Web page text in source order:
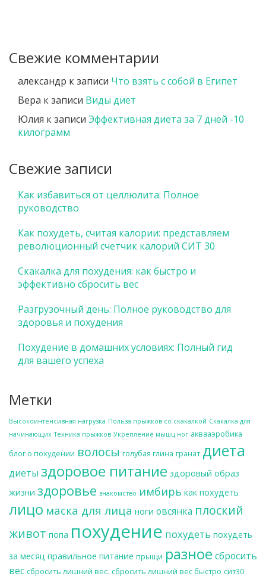
Свежие комментарии
александр к записи Что взять с собой в Египет
Вера к записи Виды диет
Юлия к записи Эффективная диета за 7 дней -10
килограмм
Свежие записи
Как избавиться от целлюлита: Полное
руководство
Как похудеть, считая калории: представляем
революционный счетчик калорий СИТ 30
Скакалка для похудения: как быстро и
эффективно сбросить вес
Разгрузочный день: Полное руководство для
здоровья и похудения
Похудение в домашних условиях: Полный гид
для вашего успеха
Метки
Высокоинтенсивная нагрузка Польза прыжков со скакалкой Скакалка для
начинающих Техника прыжков Укрепление мышц ног аквааэробика
блог о похудении волосы голубая глина гранат диета
диеты здоровое питание здоровый образ
жизни здоровье знакомство имбирь как похудеть
лицо маска для лица ноги овсянка плоский
живот попа похудение похудеть похудеть
за месяц правильное питание прыщи разное сбросить
вес сбросить лишний вес. сбросить лишний вес быстро сит30